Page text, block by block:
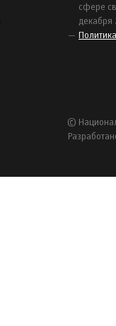
сфере
декабря
©